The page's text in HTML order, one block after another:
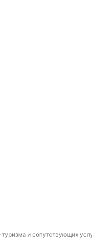
и сопутствующих